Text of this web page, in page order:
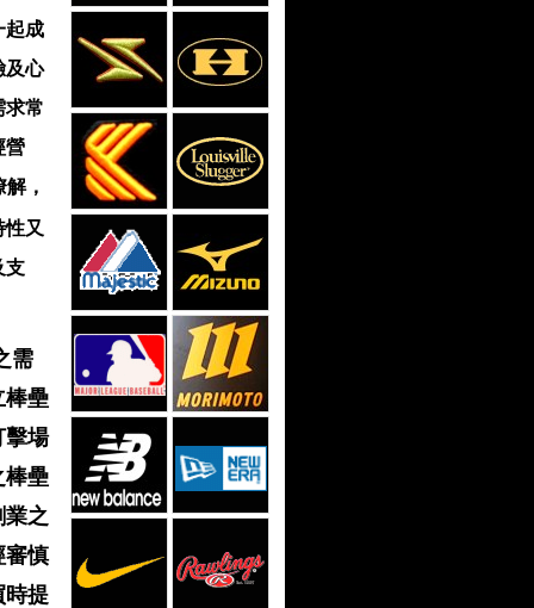
起成
及心
求常
營
，
又
支
需
棒壘
擊場
棒壘
業之
審慎
時提